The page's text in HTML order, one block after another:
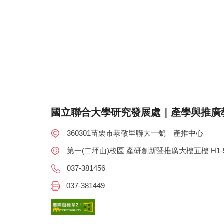
:::
國立聯合大學研究發展處｜產學與推廣
360301苗栗市恭敬里聯大一號 產推中心
第一(二坪山)校區 產研創新暨推廣大樓五樓
037-381456
037-381449